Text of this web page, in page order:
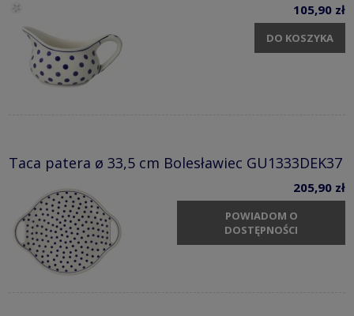
105,90 zł
DO KOSZYKA
Taca patera ø 33,5 cm Bolesławiec GU1333DEK37
205,90 zł
POWIADOM O
DOSTĘPNOŚCI